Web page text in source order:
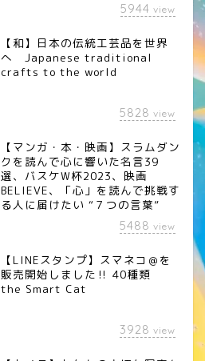
5944 view
【和】日本の伝統工芸品を世界
へ Japanese traditional
crafts to the world
5828 view
【マンガ・本・映画】スラムダン
クを読んで心に響いた名言39
選、バスケW杯2023、映画
BELIEVE、「心」を読んで挑戦す
る人に届けたい “７つの言葉”
5488 view
【LINEスタンプ】スマネコ＠を
販売開始しました‼︎ 40種類
the Smart Cat
3928 view